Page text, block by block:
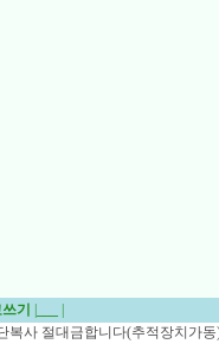
기
사 절대금합니다(추적장치가